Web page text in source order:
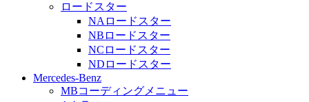
ロードスター
NAロードスター
NBロードスター
NCロードスター
NDロードスター
Mercedes-Benz
MBコーディングメニュー